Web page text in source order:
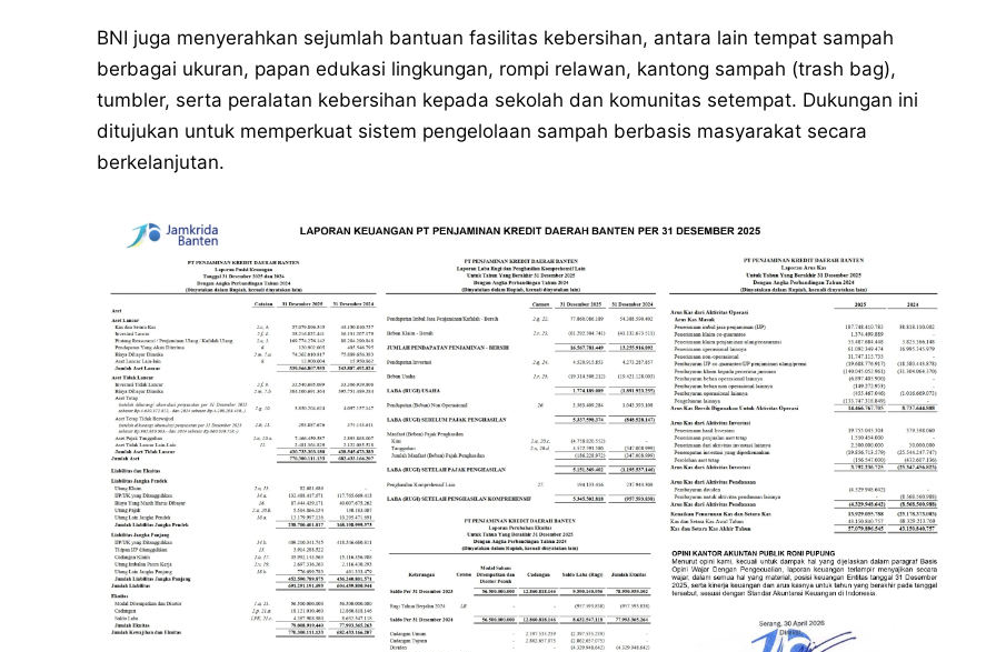
BNI juga menyerahkan sejumlah bantuan fasilitas kebersihan, antara lain tempat sampah
berbagai ukuran, papan edukasi lingkungan, rompi relawan, kantong sampah (trash bag),
tumbler, serta peralatan kebersihan kepada sekolah dan komunitas setempat. Dukungan ini
ditujukan untuk memperkuat sistem pengelolaan sampah berbasis masyarakat secara
berkelanjutan.